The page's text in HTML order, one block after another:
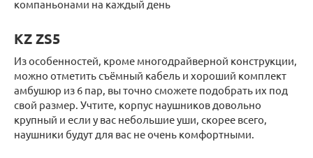
компаньонами на каждый день
KZ ZS5
Из особенностей, кроме многодрайверной конструкции,
можно отметить съёмный кабель и хороший комплект
амбушюр из 6 пар, вы точно сможете подобрать их под
свой размер. Учтите, корпус наушников довольно
крупный и если у вас небольшие уши, скорее всего,
наушники будут для вас не очень комфортными.